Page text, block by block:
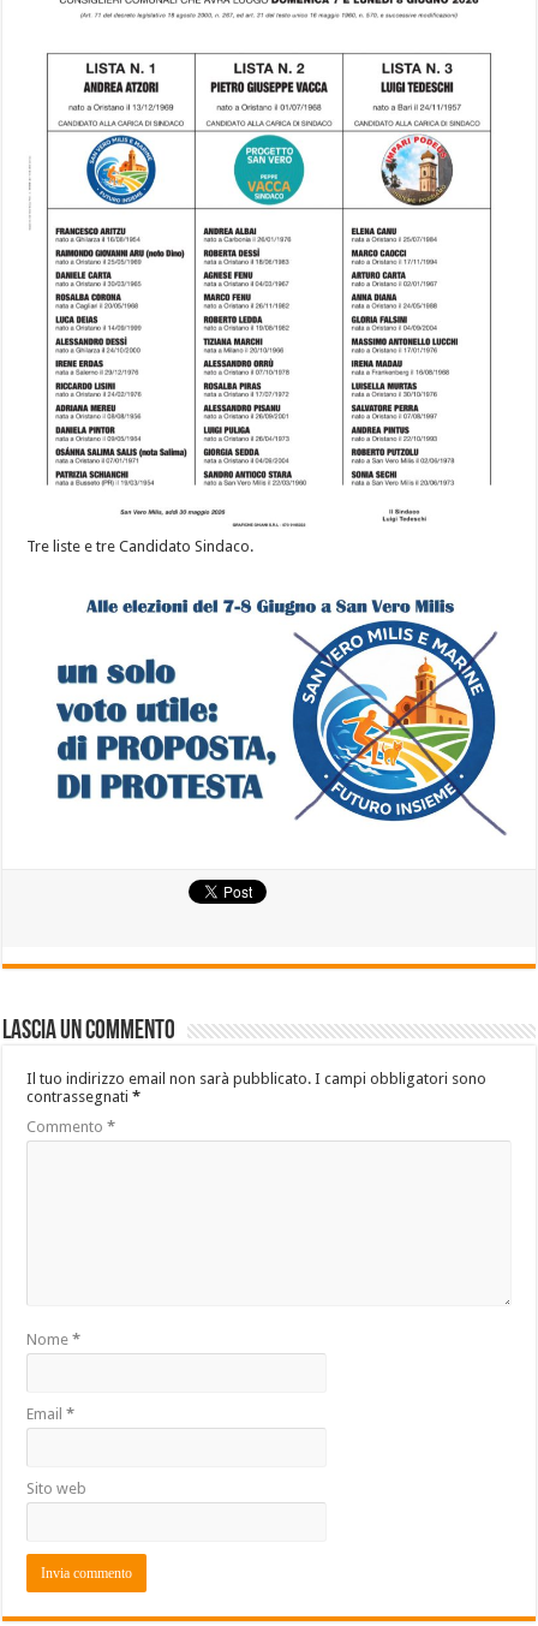
Tre liste e tre Candidato Sindaco.
Lascia un commento
Il tuo indirizzo email non sarà pubblicato. I campi obbligatori sono
contrassegnati*
Commento*
Nome*
Email*
Sito web